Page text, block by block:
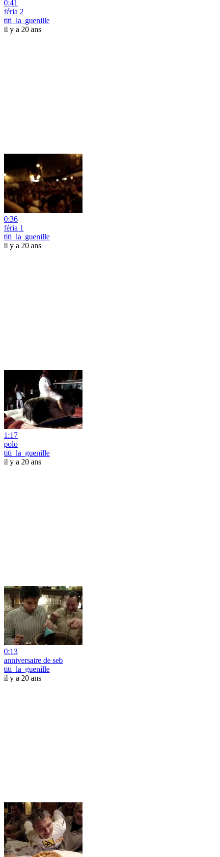
0:41
féria 2
titi_la_guenille
il y a 20 ans
0:36
féria 1
titi_la_guenille
il y a 20 ans
1:17
polo
titi_la_guenille
il y a 20 ans
0:13
anniversaire de seb
titi_la_guenille
il y a 20 ans